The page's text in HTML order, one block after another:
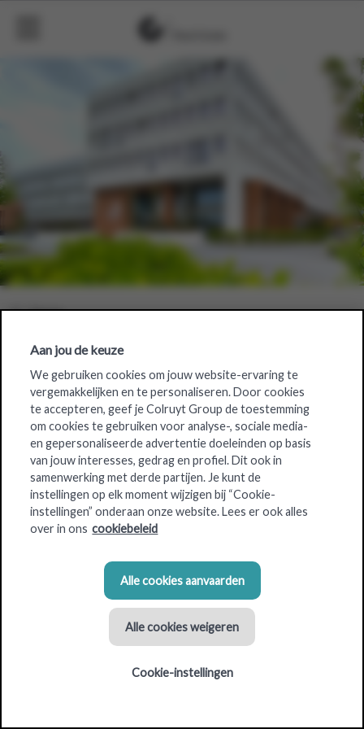
Bio-Planet
Bio-Planetis een unieke supermarkt met een aanbod van
6.000 producten voor al je boodschappen. Een greep uit de
keuze: versebiologischegroenten en fruit, vlees en veggie,
brood en beleg,ecologischeverzorgings- en
schoonmaakproducten. Daarnaast is er een ruim assortiment
voor mensen metintoleranties(bv. gluten, lactose).
Kortom: dé ideale winkel voor wie wil eten met smaak en
Je kunt vandaag ook online winkelen en je inkopen oppikken
in de talrijke Collect&Go-afhaalpunten.
Criteria voor de winkellocatie
Aan jou de keuze
We gebruiken cookies om jouw website-ervaring te
vergemakkelijken en te personaliseren. Door cookies
te accepteren, geef je Colruyt Group de toestemming
om cookies te gebruiken voor analyse-, sociale media-
en gepersonaliseerde advertentie doeleinden op basis
van jouw interesses, gedrag en profiel. Dit ook in
samenwerking met derde partijen. Je kunt de
instellingen op elk moment wijzigen bij “Cookie-
instellingen” onderaan onze website. Lees er ook alles
over in ons cookiebeleid
Alle cookies aanvaarden
Alle cookies weigeren
Cookie-instellingen